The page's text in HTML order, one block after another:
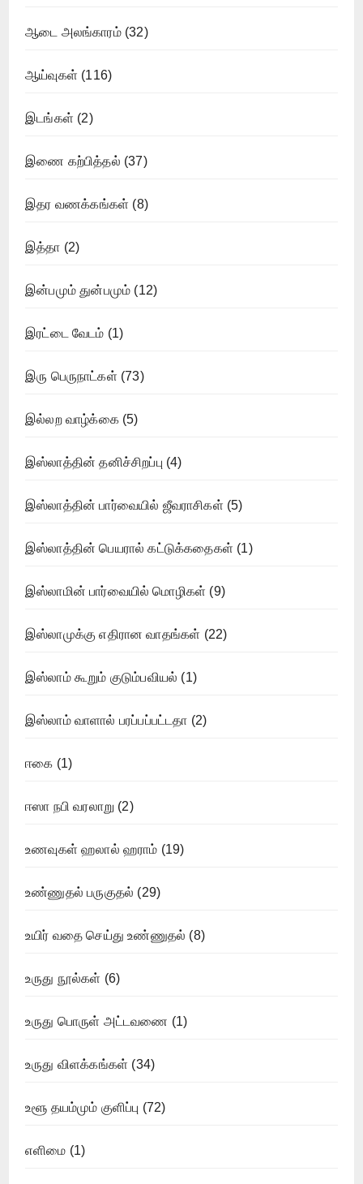
ஆடை அலங்காரம்(32)
ஆய்வுகள் (116)
இடங்கள் (2)
இணை கற்பித்தல் (37)
இதர வணக்கங்கள் (8)
இத்தா (2)
இன்பமும் துன்பமும் (12)
இரட்டை வேடம் (1)
இரு பெருநாட்கள் (73)
இல்லற வாழ்க்கை(5)
இஸ்லாத்தின் தனிச்சிறப்பு (4)
இஸ்லாத்தின் பார்வையில் ஜீவராசிகள் (5)
இஸ்லாத்தின் பெயரால் கட்டுக்கதைகள் (1)
இஸ்லாமின் பார்வையில் மொழிகள் (9)
இஸ்லாமுக்கு எதிரான வாதங்கள் (22)
இஸ்லாம் கூறும் குடும்பவியல் (1)
இஸ்லாம் வாளால் பரப்பப்பட்டதா (2)
ஈகை (1)
ஈஸா நபி வரலாறு (2)
உணவுகள் ஹலால் ஹராம் (19)
உண்ணுதல் பருகுதல் (29)
உயிர் வதை செய்து உண்ணுதல் (8)
உருது நூல்கள் (6)
உருது பொருள் அட்டவணை (1)
உருது விளக்கங்கள் (34)
உளூ தயம்மும் குளிப்பு (72)
எளிமை (1)